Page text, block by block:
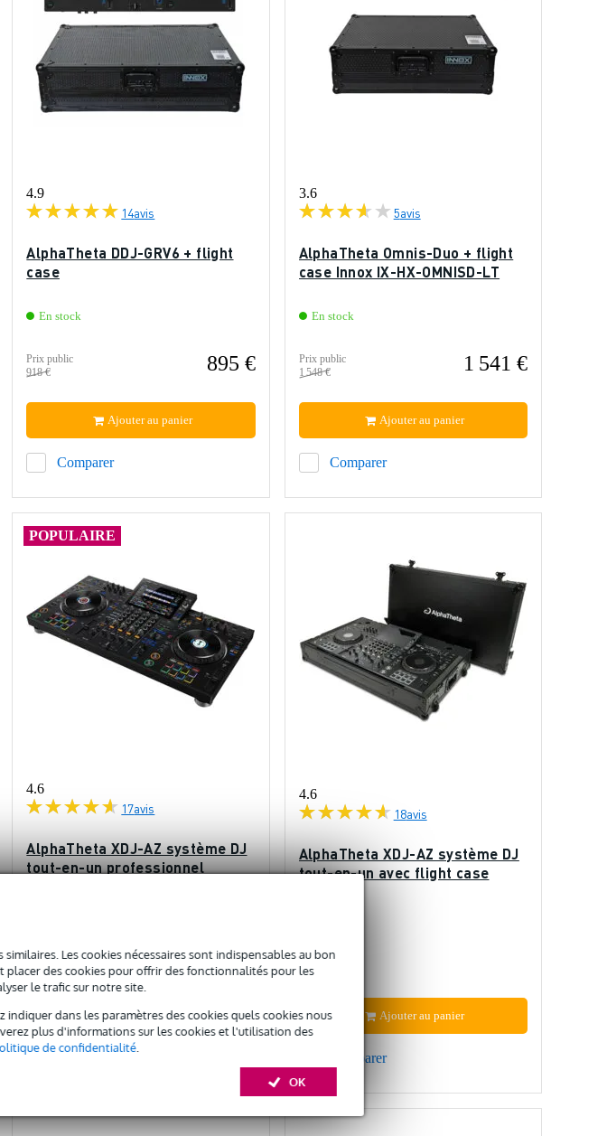
Les cookies nécessaires sont indispensables au bon
des cookies pour offrir des fonctionnalités pour les
le trafic sur notre site.
indiquer dans les paramètres des cookies quels cookies nous
plus d'informations sur les cookies et l'utilisation des
de confidentialité.
OK
4.9
14avis
AlphaTheta DDJ-GRV6 + flight
case
En stock
Prix public
918 €
895 €
Comparer
Ajouter au panier
3.6
5avis
AlphaTheta Omnis-Duo + flight
case Innox IX-HX-OMNISD-LT
En stock
Prix public
1 548 €
1 541 €
Comparer
Ajouter au panier
POPULAIRE
4.6
17avis
AlphaTheta XDJ-AZ système DJ
tout-en-un professionnel
Prix public
3 299 €
2 955 €
Ajouter au panier
4.6
18avis
AlphaTheta XDJ-AZ système DJ
tout-en-un avec flight case
3 264 €
Comparer
Ajouter au panier